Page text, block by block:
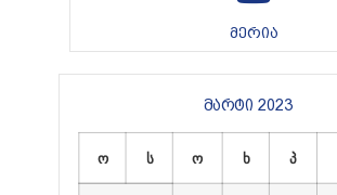
მერია
მარტი 2023
ო ს ო ხ პ